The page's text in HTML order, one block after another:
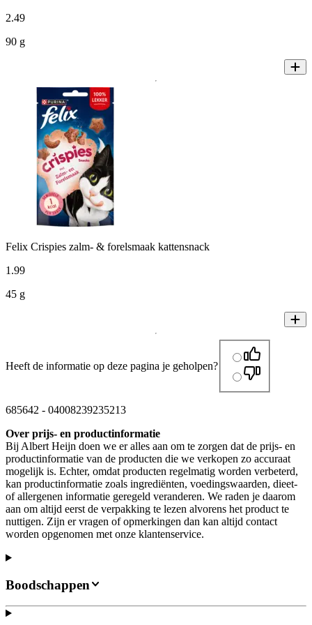
2.49
90 g
Felix Crispies zalm- & forelsmaak kattensnack
1 .99
45 g
Heeft de informatie op deze pagina je geholpen?
685642 - 04008239235213
Over prijs- en productinformatie
Bij Albert Heijn doen we er alles aan om te zorgen dat de prijs- en
productinformatie van de producten die we verkopen zo accuraat
mogelijk is. Echter, omdat producten regelmatig worden verbeterd,
kan productinformatie zoals ingrediënten, voedingswaarden, dieet-
of allergenen informatie geregeld veranderen. We raden je daarom
aan om altijd eerst de verpakking te lezen alvorens het product te
nuttigen. Zijn er vragen of opmerkingen dan kan altijd contact
worden opgenomen met onze klantenservice.
Boodschappen